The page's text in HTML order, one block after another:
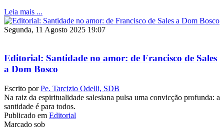
Leia mais ...
Segunda, 11 Agosto 2025 19:07
Editorial: Santidade no amor: de Francisco de Sales
a Dom Bosco
Escrito porPe. Tarcizio Odelli, SDB
Na raiz da espiritualidade salesiana pulsa uma convicção profunda: a
santidade é para todos.
Publicado em Editorial
Marcado sob